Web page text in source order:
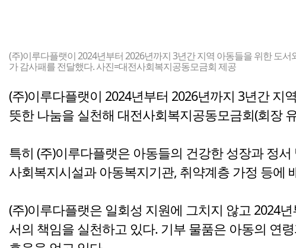
(주)이루다플랫이 2024년부터 2026년까지 3년간 지역 아동들을 위한 도
가 감사패를 전달했다. 사진=대전사회복지공동모금회 제공
(주)이루다플랫이 2024년부터 2026년까지 3년간
뜻한 나눔을 실천해 대전사회복지공동모금회(회장
특히 (주)이루다플랫은 아동들의 건강한 성장과 정
사회복지시설과 아동복지기관, 취약계층 가정 등에
(주)이루다플랫은 일회성 지원에 그치지 않고 2024
서의 책임을 실천하고 있다. 기부 물품은 아동의 연